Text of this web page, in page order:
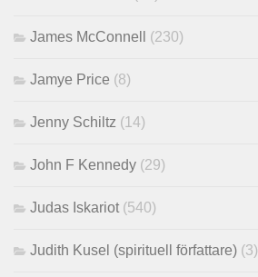
James McConnell (230)
Jamye Price (8)
Jenny Schiltz (14)
John F Kennedy (29)
Judas Iskariot (540)
Judith Kusel (spirituell författare) (3)